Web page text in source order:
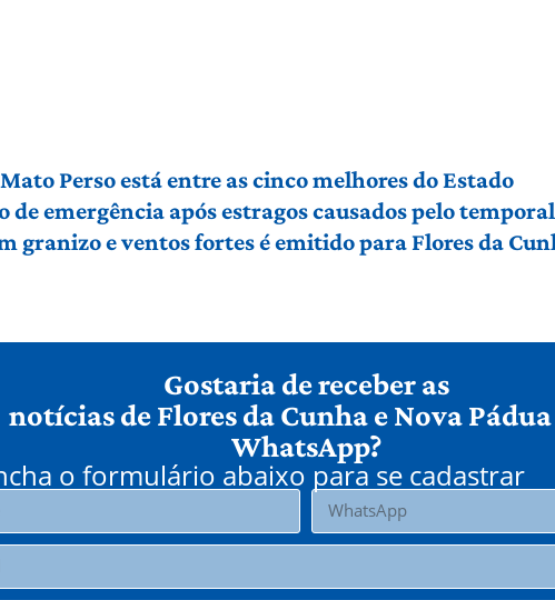
Perso está entre as cinco melhores do Estado
de emergência após estragos causados pelo
granizo e ventos fortes é emitido para Flores da
Gostaria de receber as
notícias de Flores da Cunha e Nova
WhatsApp?
o formulário abaixo para se cadastrar